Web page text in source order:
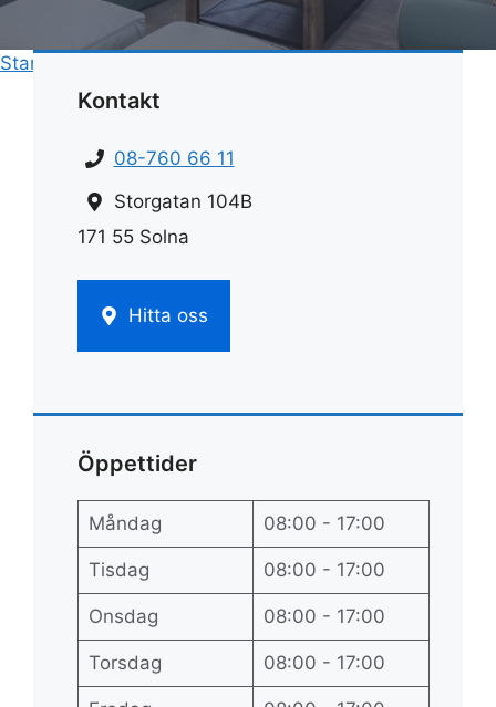
Start
Kontakt
08-760 66 11
Storgatan 104B
171 55 Solna
Hitta oss
Öppettider
Måndag 08:00 - 17:00
Tisdag 08:00 - 17:00
Onsdag 08:00 - 17:00
Torsdag 08:00 - 17:00